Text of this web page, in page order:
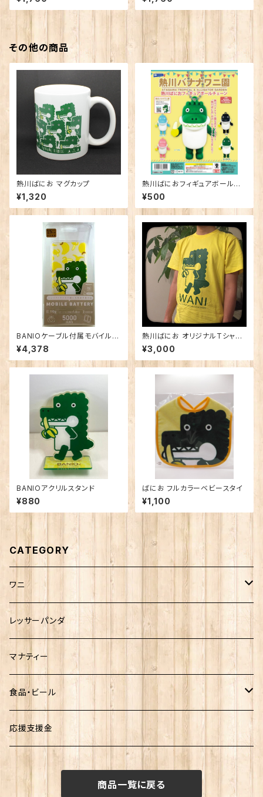
その他の商品
熱川ばにお マグカップ
¥1,320
熱川ばにおフィギュアボールチ
ェーン ※色はお選び頂けませ
ん。
¥500
BANIOケーブル付属モバイルバ
ッテリー 2台同時充電
¥4,378
熱川ばにお オリジナルTシャツ
大人用
¥3,000
BANIOアクリルスタンド
¥880
ばにお フルカラーベビースタイ
¥1,100
CATEGORY
ワニ
熱川ばにお
雨宮ひかるさんグッズ
レッサーパンダ
マナティー
食品・ビール
お菓子
応援支援金
商品一覧に戻る